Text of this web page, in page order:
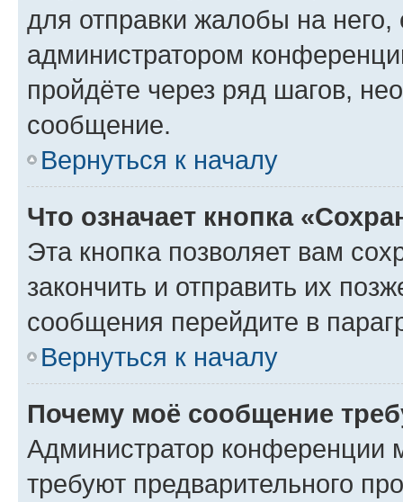
для отправки жалобы на
администратором
пройдёте через ряд шагов,
сообщение.
Вернуться к началу
Что означает кнопка
Эта кнопка позволяет вам
закончить и отправить их
сообщения перейдите в
Вернуться к началу
Почему моё сообщение
Администратор конференции
требуют предварительного